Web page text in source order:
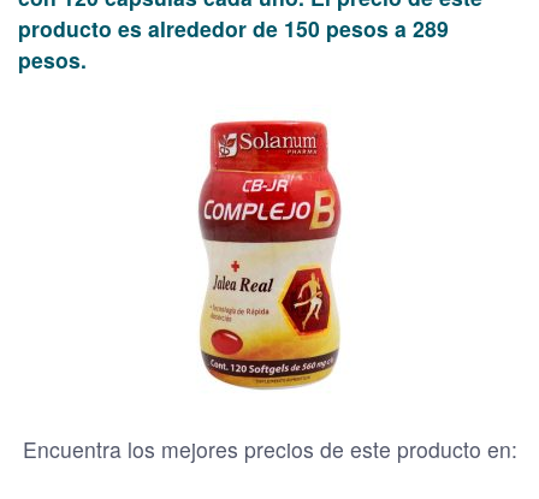
producto es alrededor de 150 pesos a 289
pesos.
Encuentra los mejores precios de este producto en: